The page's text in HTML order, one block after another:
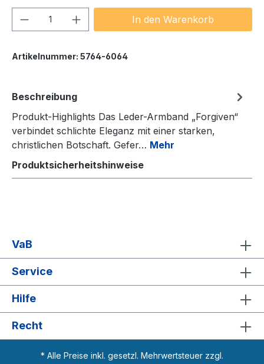
Produkt Anzahl: Gib denIn den Warenkorb
Artikelnummer: 5764-6064
Beschreibung
Produkt-Highlights Das Leder-Armband „Forgiven“
verbindet schlichte Eleganz mit einer starken,
christlichen Botschaft. Gefer… Mehr
Produktsicherheitshinweise
VaB
Service
Hilfe
Recht
* Alle Preise inkl. gesetzl. Mehrwertsteuer zzgl.